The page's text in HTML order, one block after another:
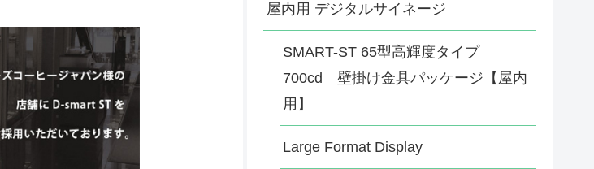
屋内用 デジタルサイネージ
SMART-ST 65型高輝度タイプ
700cd 壁掛け金具パッケージ【屋内
用】
Large Format Display